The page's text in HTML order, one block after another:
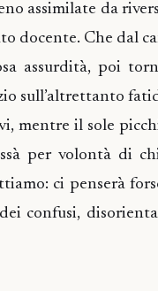
assimilate da
docente. Che dal
assurdità, poi
sull’altrettanto
mentre il sole
per volontà di
ci penserà
confusi,